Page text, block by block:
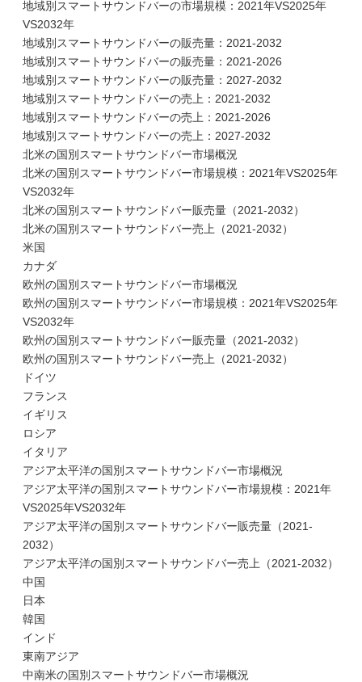
地域別スマートサウンドバーの市場規模：2021年VS2025年
VS2032年
地域別スマートサウンドバーの販売量：2021-2032
地域別スマートサウンドバーの販売量：2021-2026
地域別スマートサウンドバーの販売量：2027-2032
地域別スマートサウンドバーの売上：2021-2032
地域別スマートサウンドバーの売上：2021-2026
地域別スマートサウンドバーの売上：2027-2032
北米の国別スマートサウンドバー市場概況
北米の国別スマートサウンドバー市場規模：2021年VS2025年
VS2032年
北米の国別スマートサウンドバー販売量（2021-2032）
北米の国別スマートサウンドバー売上（2021-2032）
米国
カナダ
欧州の国別スマートサウンドバー市場概況
欧州の国別スマートサウンドバー市場規模：2021年VS2025年
VS2032年
欧州の国別スマートサウンドバー販売量（2021-2032）
欧州の国別スマートサウンドバー売上（2021-2032）
ドイツ
フランス
イギリス
ロシア
イタリア
アジア太平洋の国別スマートサウンドバー市場概況
アジア太平洋の国別スマートサウンドバー市場規模：2021年
VS2025年VS2032年
アジア太平洋の国別スマートサウンドバー販売量（2021-
2032）
アジア太平洋の国別スマートサウンドバー売上（2021-2032）
中国
日本
韓国
インド
東南アジア
中南米の国別スマートサウンドバー市場概況